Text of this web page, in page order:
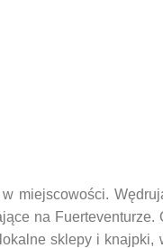
miejscowości.
na Fuerteventurze.
sklepy i knajpki,